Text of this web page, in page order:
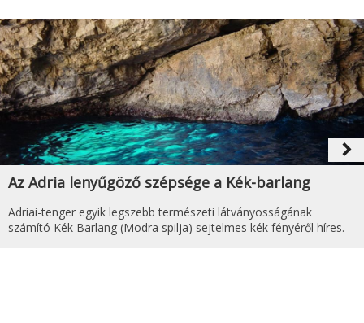
navigate_next
Az Adria lenyűgöző szépsége a Kék-barlang
Adriai-tenger egyik legszebb természeti látványosságának
számító Kék Barlang (Modra spilja) sejtelmes kék fényéről híres.